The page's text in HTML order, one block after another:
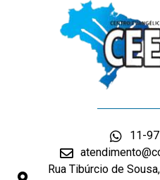
11-
Rua Tibúrcio de